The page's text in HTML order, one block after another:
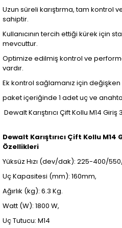
Uzun süreli karıştırma, tam kontrol
sahiptir.
Kullanıcının tercih ettiği kürek için
mevcuttur.
Optimize edilmiş kontrol ve
vardır.
Ek kontrol sağlamanız için
paket içeriğinde 1 adet uç ve
Dewalt Karıştırıcı Çift Kollu M14
Dewalt Karıştırıcı Çift Kollu M14
Özellikleri
Yüksüz Hızı (dev/dak): 225-400/
Uç Kapasitesi (mm): 160mm,
Ağırlık (kg): 6.3 Kg.
Watt (W): 1800 W,
Uç Tutucu: M14